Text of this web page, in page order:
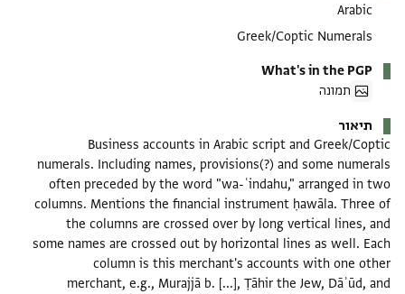
Arabic
Greek/Coptic Numerals
What's in the PGP
תמונה
תיאור
Business accounts in Arabic script and Greek/Coptic
numerals. Including names, provisions(?) and some numerals
often preceded by the word "wa-ʿindahu," arranged in two
columns. Mentions the financial instrument ḥawāla. Three of
the columns are crossed over by long vertical lines, and
some names are crossed out by horizontal lines as well. Each
column is this merchant's accounts with one other
merchant, e.g., Murajjā b. [...], Ṭāhir the Jew, Dāʾūd, and